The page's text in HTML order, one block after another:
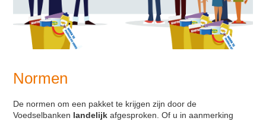
Normen
De normen om een pakket te krijgen zijn door de
Voedselbanken landelijk afgesproken. Of u in aanmerking